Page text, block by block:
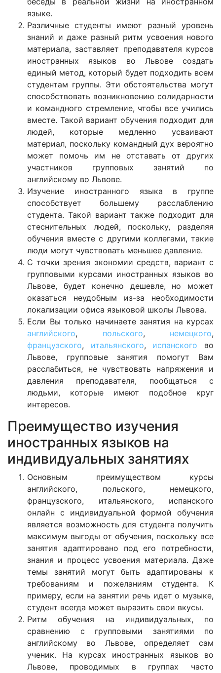
языке.
Различные студенты имеют разный уровень
знаний и даже разный ритм усвоения нового
материала, заставляет преподавателя курсов
иностранных языков во Львове создать
единый метод, который будет подходить всем
студентам группы. Эти обстоятельства могут
способствовать возникновению солидарности
и командного стремление, чтобы все учились
вместе. Такой вариант обучения подходит для
людей, которые медленно усваивают
материал, поскольку командный дух вероятно
может помочь им не отставать от других
участников групповых занятий по
английскому во Львове.
Изучение иностранного языка в группе
способствует большему расслаблению
студента. Такой вариант также подходит для
стеснительных людей, поскольку, разделяя
обучения вместе с другими коллегами, такие
люди могут чувствовать меньшее давление.
С точки зрения экономии средств, вариант с
групповыми курсами иностранных языков во
Львове, будет конечно дешевле, но может
оказаться неудобным из-за необходимости
локализации офиса языковой школы Львова.
Если Вы только начинаете занятия на курсах
английского, польского, немецкого,
французского, итальянского, испанского во
Львове, групповые занятия помогут Вам
расслабиться, не чувствовать напряжения и
давления преподавателя, пообщаться с
людьми, которые имеют подобное круг
интересов.
Преимущество изучения
иностранных языков на
индивидуальных занятиях
Основным преимуществом курсы
английского, польского, немецкого,
французского, итальянского, испанского
онлайн с индивидуальной формой обучения
является возможность для студента получить
максимум выгоды от обучения, поскольку все
занятия адаптировано под его потребности,
знания и процесс усвоения материала. Даже
темы занятий могут быть адаптированы к
требованиям и пожеланиям студента. К
примеру, если на занятии речь идет о музыке,
студент всегда может выразить свои вкусы.
Ритм обучения на индивидуальных, по
сравнению с групповыми занятиями по
английскому во Львове, определяет сам
ученик. На курсах иностранных языков во
Львове, проводимых в группах часто